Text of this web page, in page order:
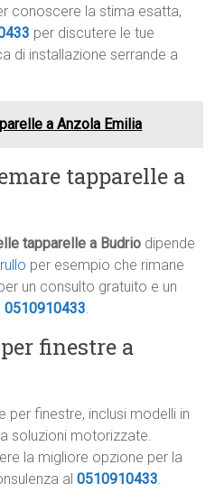
conoscere la stima esatta,
per discutere le tue
di installazione serrande a
a Anzola Emilia
tapparelle a
tapparelle a Budrio dipende
rullo per esempio che rimane
un consulto gratuito e un
0510910433.
finestre a
per finestre, inclusi modelli in
soluzioni motorizzate.
la migliore opzione per la
al0510910433.